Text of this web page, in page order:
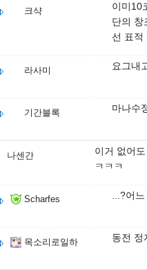
크샥
이미10
단의 창
선 표적
라사미 요그내
기간블록 마나수
나센간
이거 없어
ㅋㅋㅋ
Scharfes ...?어
목소리로일하 동전 정